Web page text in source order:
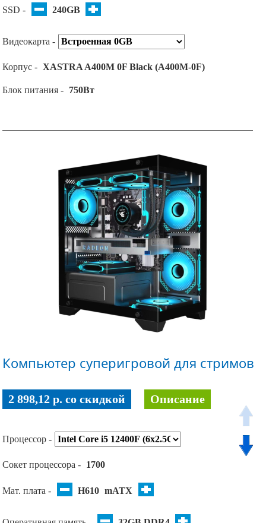
SSD - 240GB
Видеокарта -
Корпус - XASTRA A400M 0F Black (A400M-0F)
Блок питания - 750Вт
Компьютер суперигровой для стримов
2 898,12 p. co скидкой Описание
Процессор -
Сокет процессора - 1700
Мат. плата - H610 mATX